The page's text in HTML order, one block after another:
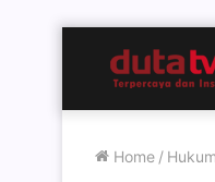
Home / Hukum